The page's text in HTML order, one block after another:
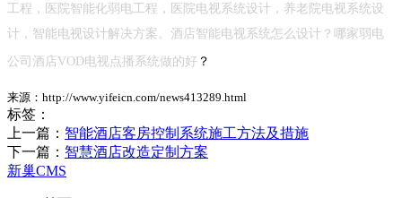
工程，医院智能化弱电工程，医院电视系统设计，养老院电视系统设
计，智能电视设计解决方案。酒店智能电视系统怎么设计？哪家弱电
公司酒店VOD电视点播系统做的好 ？
来源：http://www.yifeicn.com/news413289.html
标签：
上一篇： 智能酒店客房控制系统施工方法及措施
下一篇： 智慧酒店改造定制方案
新巢CMS